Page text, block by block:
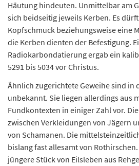
Häutung hindeuten. Unmittelbar am
sich beidseitig jeweils Kerben. Es
Kopfschmuck beziehungsweise eine
die Kerben dienten der Befestigung.
Radiokarbondatierung ergab ein
5291 bis 5034 vor Christus.
Ähnlich zugerichtete Geweihe sind in
unbekannt. Sie liegen allerdings aus
Fundkontexten in einiger Zahl vor.
zwischen Verkleidungen von Jägern
von Schamanen. Die
bislang fast allesamt von
jüngere Stück von Eilsleben aus